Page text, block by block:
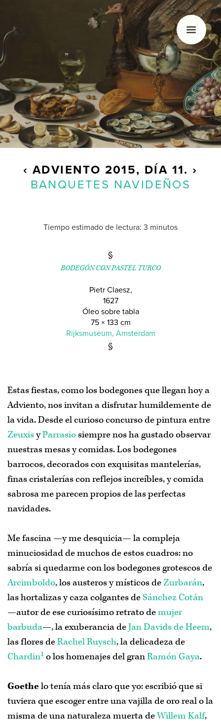
‹ADVIENTO 2015, DÍA 11. ›
BANQUETES NAVIDEÑOS
Tiempo estimado de lectura: 3 minutos
BODEGÓN CON PASTEL TURCO
Pietr Claesz,
1627
Óleo sobre tabla
75 × 133 cm
Rijksmuseum, Amsterdam
Estas fiestas, como los bodegones que llegan hoy a
Adviento, nos invitan a disfrutar humildemente de
la vida. Desde el curioso concurso de pintura entre
ZeuxisyParrasio siempre nos ha gustado observar
nuestras mesas y comidas. Los bodegones
barrocos, decorados con exquisitas mantelerías,
finas cristalerías con reflejos increíbles, y comida
sabrosa me parecen propios de las perfectas
navidades.
Me fascina —y me desquicia— la compleja
minuciosidad de muchos de estos cuadros: no
sabría si quedarme con los bodegones grotescos de
Arcimboldo, los austeros y místicos deZurbarán,
las hortalizas y caza colgantes de Sánchez Cotán
—autor de ese curiosísimo retrato demujer
barbuda—, la exuberancia deJan Davids de Heem,
las flores deRachel Ruysch, la delicadeza de
Chardin1 o los homenajes del granRamón Gaya.
Goethe lo tenía más claro que yo: escribió que si
tuviera que escoger entre una vajilla de oro real o la
misma de una naturaleza muerta deWillem Kalf,
HOLA, SOY MARGÓ
Me gusta la navidad, nadar, dibujar y los
calendarios de Adviento. Hace unos años decidí
empezar con este blog que sólo actualizo
veinticuatro días al año.
Adviento de 2020/ 2019/2018/2017
2015/2014/2013
Regalos de Adviento
Índice de materias
Puedes escribirme uncorreo,suscribirte al boletín de noticiaso
Twitter Facebook oPinterest